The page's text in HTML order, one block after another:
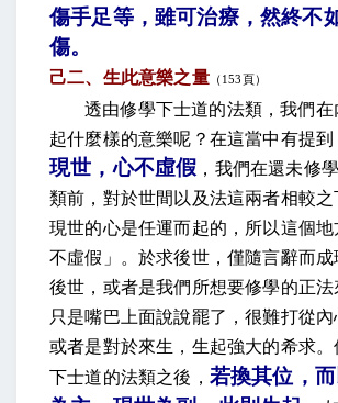
傷手足等，雖可治療，然終不
傷。
己二、生此意樂之量（153 頁）
透由修學下士道的法類，我們在
起什麼樣的意樂呢？在這當中有提到
現世，心不虛假 ，我們在還未修
類前，對於世間以及法這兩者相較
現世的心是任運而起的，所以這個
不虛假」。於求後世，僅隨言辭而
後世，或者是我們所想要修學的正
只是嘴巴上面說說罷了，很難打從
或者是對於來生，生起強大的希求
下士道的法類之後， 若換其位，